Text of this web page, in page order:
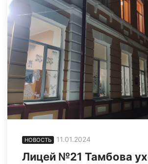
НОВОСТЬ 11.01.2024
Лицей №21 Тамбова